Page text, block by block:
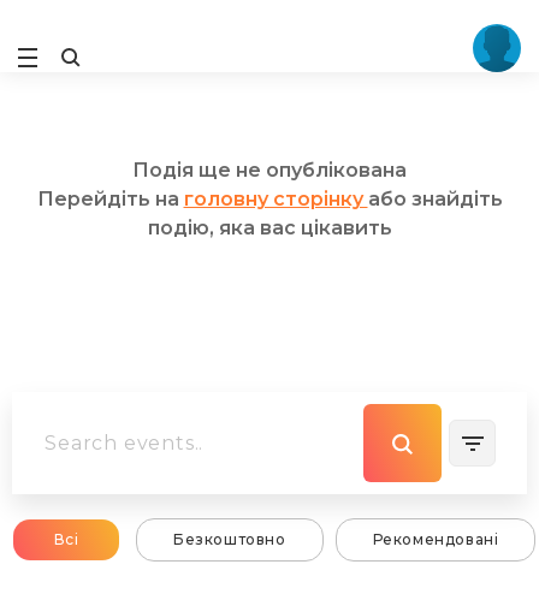
Подія ще не опублікована
Перейдіть на головну сторінку або знайдіть
подію, яка вас цікавить
Всі Безкоштовно Рекомендовані